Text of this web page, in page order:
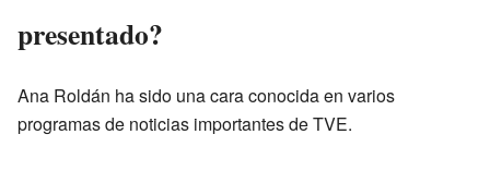
presentado?
Ana Roldán ha sido una cara conocida en varios
programas de noticias importantes de TVE.